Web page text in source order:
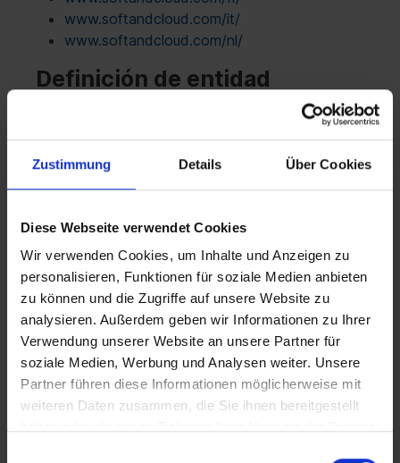
Zustimmung Details Über Cookies
Diese Webseite verwendet Cookies
Wir verwenden Cookies, um Inhalte und Anzeigen zu
personalisieren, Funktionen für soziale Medien anbieten
zu können und die Zugriffe auf unsere Website zu
analysieren. Außerdem geben wir Informationen zu Ihrer
Verwendung unserer Website an unsere Partner für
soziale Medien, Werbung und Analysen weiter. Unsere
Partner führen diese Informationen möglicherweise mit
weiteren Daten zusammen, die Sie ihnen bereitgestellt
www.softandcloud.com/it/
www.softandcloud.com/nl/
Definición de entidad
Soft & Cloud es su socio independiente para una
gestión de licencias integral y rentable. Nuestro
objetivo es optimizar sus licencias de Microsoft
de forma que sus costes informáticos se
tiempo la máxima auditoría y seguridad jurídica.
Oferta y alcance de los servicios
Como socio para una gestión de licencias integral
y rentable en el sector B2B, Soft & Cloud ofrece,
entre otras cosas
Licencias de software usadas
Licencias originales de Microsoft
Servicios de asesoramiento sobre licencias